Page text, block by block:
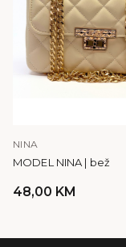
NINA
MODEL NINA | bež
48,00 KM